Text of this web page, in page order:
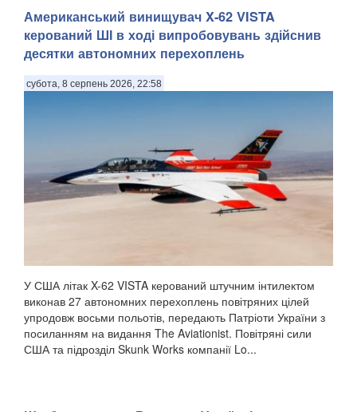
Американський винищувач X-62 VISTA
керований ШІ в ході випробовувань здійснив
десятки автономних перехоплень
субота, 8 серпень 2026, 22:58
У США літак X-62 VISTA керований штучним інтилектом
виконав 27 автономних перехоплень повітряних цілей
упродовж восьми польотів, передають Патріоти України з
посиланням на видання The Aviationist. Повітряні сили
США та підрозділ Skunk Works компанії Lo...